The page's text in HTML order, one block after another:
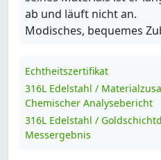
ab und läuft nicht an.
Modisches, bequemes
Echtheitszertifikat
316L Edelstahl /
Chemischer Analysebericht
316L Edelstahl /
Messergebnis